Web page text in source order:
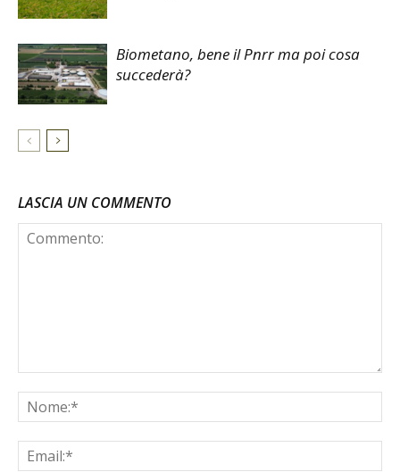
Biometano, bene il Pnrr ma poi cosa
succederà?
LASCIA UN COMMENTO